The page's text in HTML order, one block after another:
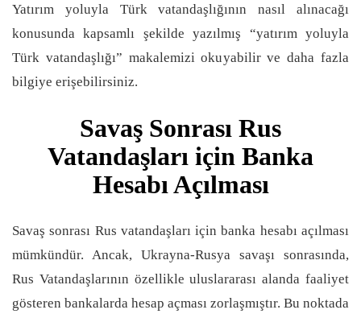
Yatırım yoluyla Türk vatandaşlığının nasıl alınacağı
konusunda kapsamlı şekilde yazılmış “yatırım yoluyla
Türk vatandaşlığı” makalemizi okuyabilir ve daha fazla
bilgiye erişebilirsiniz.
Savaş Sonrası Rus
Vatandaşları için Banka
Hesabı Açılması
Savaş sonrası Rus vatandaşları için banka hesabı açılması
mümkündür. Ancak, Ukrayna-Rusya savaşı sonrasında,
Rus Vatandaşlarının özellikle uluslararası alanda faaliyet
gösteren bankalarda hesap açması zorlaşmıştır. Bu noktada